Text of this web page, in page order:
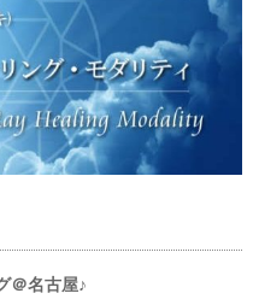
＠名古屋♪